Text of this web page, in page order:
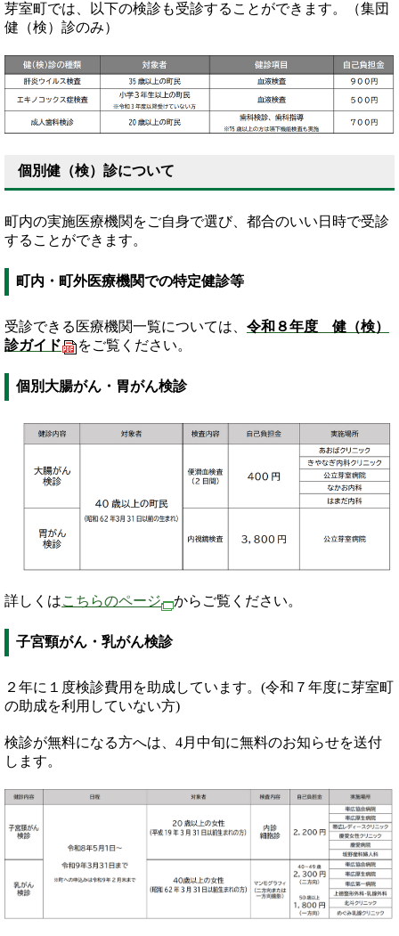
芽室町では、以下の検診も受診することができます。（集団
健（検）診のみ）
個別健（検）診について
町内の実施医療機関をご自身で選び、都合のいい日時で受診
することができます。
町内・町外医療機関での特定健診等
受診できる医療機関一覧については、 令和８年度 健（検）
診ガイド
をご覧ください。
個別大腸がん・胃がん検診
詳しくはこちらのページ からご覧ください。
子宮頸がん・乳がん検診
２年に１度検診費用を助成しています。(令和７年度に芽室町
の助成を利用していない方)
検診が無料になる方へは、4月中旬に無料のお知らせを送付
します。